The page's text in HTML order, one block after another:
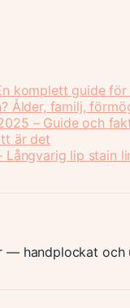
komplett guide
Ålder, familj,
– Guide och
är det
Långvarig lip stain
— handplockat